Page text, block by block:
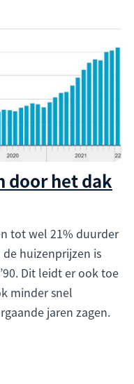
door het dak
tot wel 21% duurder
huizenprijzen is
Dit leidt er ook toe
minder snel
jaren zagen.